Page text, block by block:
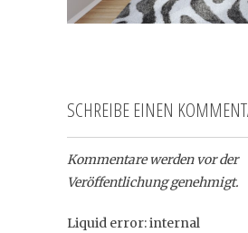
SCHREIBE EINEN
Kommentare werden vor der
Veröffentlichung genehmigt.
Liquid error: internal